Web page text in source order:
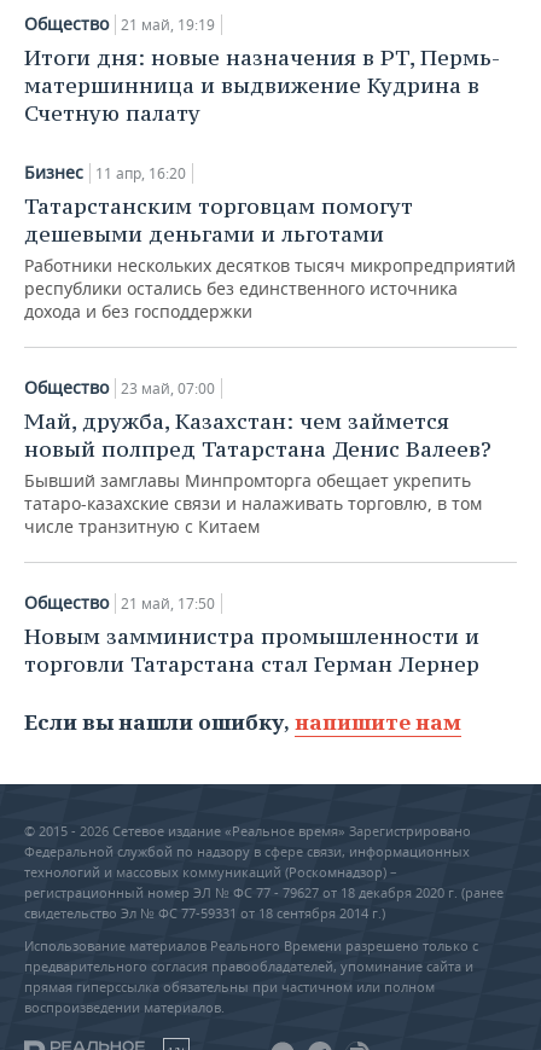
Общество 21 май, 19:19
Итоги дня: новые назначения в РТ, Пермь-
матершинница и выдвижение Кудрина в
Счетную палату
Бизнес 11 апр, 16:20
Татарстанским торговцам помогут
дешевыми деньгами и льготами
Работники нескольких десятков тысяч микропредприятий
республики остались без единственного источника
дохода и без господдержки
Общество 23 май, 07:00
Май, дружба, Казахстан: чем займется
новый полпред Татарстана Денис Валеев?
Бывший замглавы Минпромторга обещает укрепить
татаро-казахские связи и налаживать торговлю, в том
числе транзитную с Китаем
Общество 21 май, 17:50
Новым замминистра промышленности и
торговли Татарстана стал Герман Лернер
Если вы нашли ошибку, напишите нам
© 2015 - 2026 Сетевое издание «Реальное время» Зарегистрировано
Федеральной службой по надзору в сфере связи, информационных
технологий и массовых коммуникаций (Роскомнадзор) –
регистрационный номер ЭЛ № ФС 77 - 79627 от 18 декабря 2020 г. (ранее
свидетельство Эл № ФС 77-59331 от 18 сентября 2014 г.)
Использование материалов Реального Времени разрешено только с
предварительного согласия правообладателей, упоминание сайта и
прямая гиперссылка обязательны при частичном или полном
воспроизведении материалов.